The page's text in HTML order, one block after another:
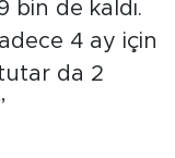
bin de kaldı.
4 ay için
da 2